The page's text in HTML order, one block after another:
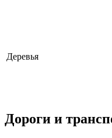
Деревья
Дороги и